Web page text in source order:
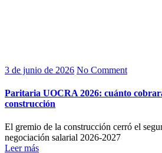
3 de junio de 2026 No Comment
Paritaria UOCRA 2026: cuánto
construcción
El gremio de la construcción cerró el
negociación salarial 2026-2027
Leer más